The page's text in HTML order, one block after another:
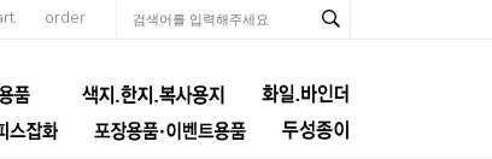
order